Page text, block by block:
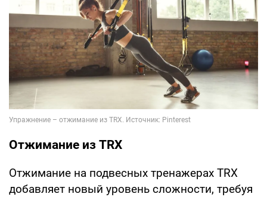
Отжимание из TRX
Отжимание на подвесных тренажерах TRX
добавляет новый уровень сложности, требуя